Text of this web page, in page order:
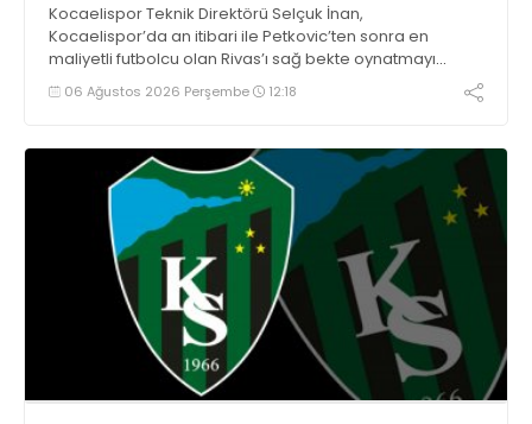
Kocaelispor Teknik Direktörü Selçuk İnan,
Kocaelispor’da an itibari ile Petkovic’ten sonra en
maliyetli futbolcu olan Rivas’ı sağ bekte oynatmayı
düşünüyor.
06 Ağustos 2026 Perşembe 12:18